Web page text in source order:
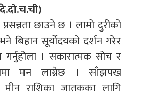
छाउने छ । लामो दुरीको
बिहान सूर्योदयको दर्शन गरेर
गर्नुहोला । सकारात्मक सोच र
मन लाग्नेछ । साँझपख
मीन राशिका जातकका लागि